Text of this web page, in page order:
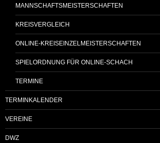
MANNSCHAFTSMEISTERSCHAFTEN
KREISVERGLEICH
ONLINE-KREISEINZELMEISTERSCHAFTEN
SPIELORDNUNG FÜR ONLINE-SCHACH
TERMINE
TERMINKALENDER
VEREINE
DWZ